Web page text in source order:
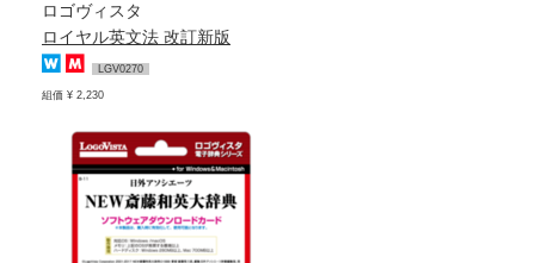
ロゴヴィスタ
ロイヤル英文法 改訂新版
LGV0270
組価 ¥ 2,230